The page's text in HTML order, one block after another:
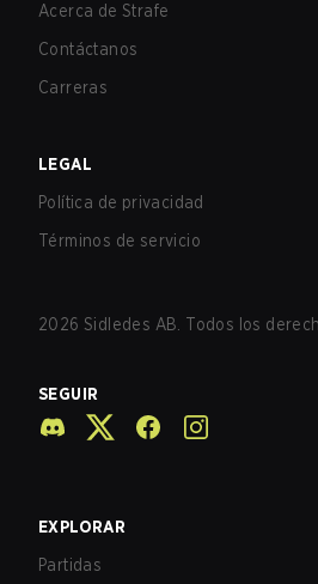
Acerca de Strafe
Contáctanos
Carreras
LEGAL
Política de privacidad
Términos de servicio
2026 Sidledes AB. Todos los
SEGUIR
EXPLORAR
Partidas